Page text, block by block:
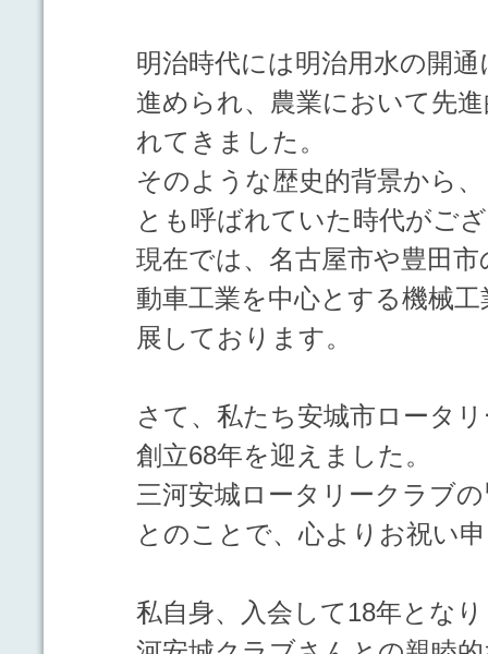
明治時代には明治用水の開
進められ、農業において先
れてきました。
そのような歴史的背景から
とも呼ばれていた時代がご
現在では、名古屋市や豊田
動車工業を中心とする機械
展しております。
さて、私たち安城市ロータ
創立68年を迎えました。
三河安城ロータリークラブ
とのことで、心よりお祝い
私自身、入会して18年とな